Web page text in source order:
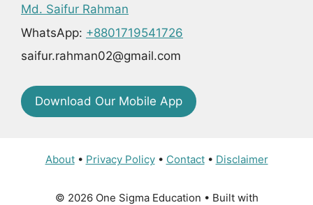
Md. Saifur Rahman
WhatsApp: +8801719541726
saifur.rahman02@gmail.com
Download Our Mobile App
About• Privacy Policy• Contact• Disclaimer
© 2026 One Sigma Education • Built with